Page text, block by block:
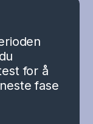
for å
fase